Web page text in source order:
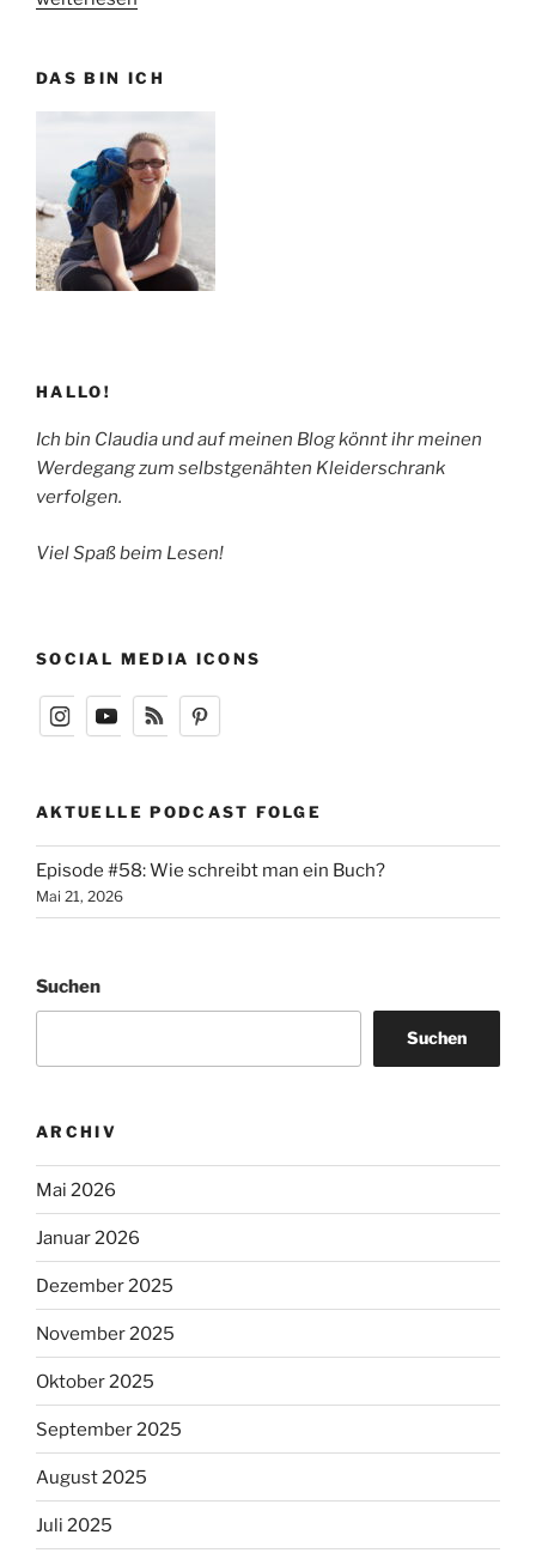
hier
die
–
Sewalong:
FINALE
DAS BIN ICH
HALLO!
Ich bin Claudia und auf meinen Blog könnt ihr meinen
Werdegang zum selbstgenähten Kleiderschrank
verfolgen.
Viel Spaß beim Lesen!
SOCIAL MEDIA ICONS
AKTUELLE PODCAST FOLGE
Episode #58: Wie schreibt man ein Buch?
Mai 21, 2026
Suchen
Suchen
ARCHIV
Mai 2026
Januar 2026
Dezember 2025
November 2025
Oktober 2025
September 2025
August 2025
Juli 2025